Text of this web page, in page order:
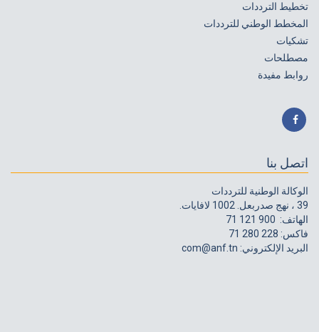
تخطيط الترددات
المخطط الوطني للترددات
تشكيات
مصطلحات
روابط مفيدة
اتصل بنا
الوكالة الوطنية للترددات
39 ، نهج صدربعل. 1002 لافايات.
الهاتف: 71 121 900
فاكس: 71 280 228
البريد الإلكتروني: com@anf.tn